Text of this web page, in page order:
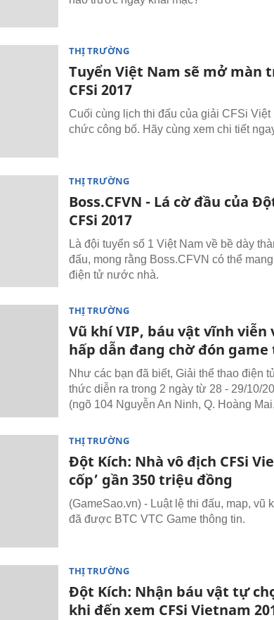
THỊ TRƯỜNG
Tuyển Việt Nam sẽ mở màn
CFSi 2017
Cuối cùng lịch thi đấu của giải CFSi
chức công bố. Hãy cùng xem chi tiết
THỊ TRƯỜNG
Boss.CFVN - Lá cờ đầu của
CFSi 2017
Là đội tuyển số 1 Việt Nam về bề dày
đấu, mong rằng Boss.CFVN có thể
điện tử nước nhà.
THỊ TRƯỜNG
Vũ khí VIP, báu vật vĩnh
hấp dẫn đang chờ đón game
Như các bạn đã biết, Giải thể thao điện
thức diễn ra trong 2 ngày từ 28 - 29/10/
(ngõ 104 Nguyễn An Ninh, Q. Hoàng
THỊ TRƯỜNG
Đột Kích: Nhà vô địch CFSi
cốp’ gần 350 triệu đồng
(GameSao.vn) - Luật lệ thi đấu, map,
đã được BTC VTC Game thông tin.
THỊ TRƯỜNG
Đột Kích: Nhận báu vật tự
khi đến xem CFSi Vietnam